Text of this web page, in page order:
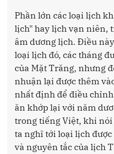
Phần lớn các loại lịch
lịch" hay lịch vạn niên,
âm dương lịch. Điều
loại lịch đó, các tháng
của Mặt Trăng, nhưng
nhuận lại được thêm
nhất định để điều
ăn khớp lại với năm
trong tiếng Việt, khi
ta nghĩ tới loại lịch được
và nguyên tắc của lịch